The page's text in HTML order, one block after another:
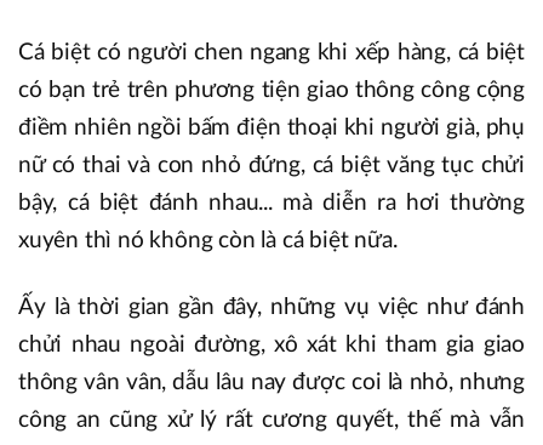
Cá biệt có người chen ngang khi xếp hàng, cá biệt
có bạn trẻ trên phương tiện giao thông công cộng
điềm nhiên ngồi bấm điện thoại khi người già, phụ
nữ có thai và con nhỏ đứng, cá biệt văng tục chửi
bậy, cá biệt đánh nhau... mà diễn ra hơi thường
xuyên thì nó không còn là cá biệt nữa.
Ấy là thời gian gần đây, những vụ việc như đánh
chửi nhau ngoài đường, xô xát khi tham gia giao
thông vân vân, dẫu lâu nay được coi là nhỏ, nhưng
công an cũng xử lý rất cương quyết, thế mà vẫn